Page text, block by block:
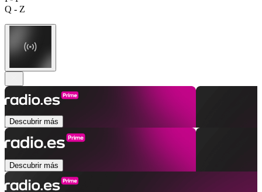
Q - Z
Descubrir más
Descubrir más